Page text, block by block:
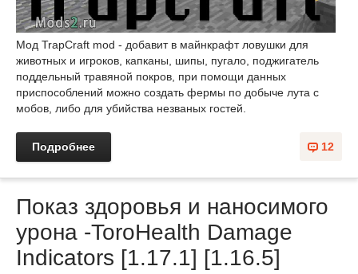
Мод TrapCraft mod - добавит в майнкрафт ловушки для
животных и игроков, капканы, шипы, пугало, поджигатель
поддельный травяной покров, при помощи данных
приспособлений можно создать фермы по добыче лута с
мобов, либо для убийства незваных гостей.
12
Подробнее
Показ здоровья и наносимого
урона -ToroHealth Damage
Indicators [1.17.1] [1.16.5]